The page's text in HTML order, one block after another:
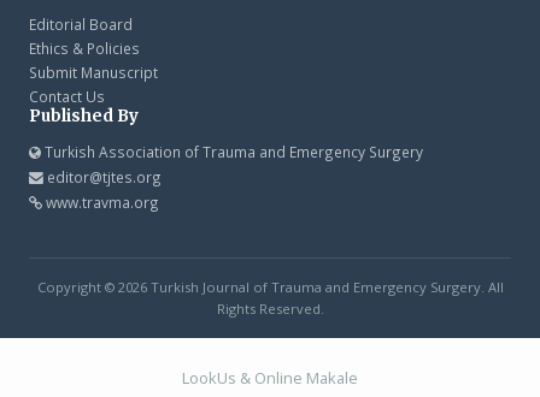
Editorial Board
Ethics & Policies
Submit Manuscript
Contact Us
Published By
Turkish Association of Trauma and Emergency Surgery
editor@tjtes.org
www.travma.org
Copyright © 2026 Turkish Journal of Trauma and Emergency Surgery. All
Rights Reserved.
LookUs & Online Makale